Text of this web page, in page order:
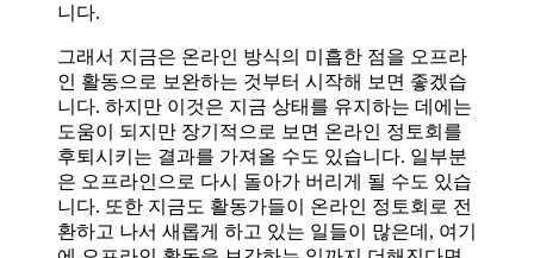
니다.
그래서 지금은 온라인 방식의 미흡한 점을 오프라
인 활동으로 보완하는 것부터 시작해 보면 좋겠습
니다. 하지만 이것은 지금 상태를 유지하는 데에는
도움이 되지만 장기적으로 보면 온라인 정토회를
후퇴시키는 결과를 가져올 수도 있습니다. 일부분
은 오프라인으로 다시 돌아가 버리게 될 수도 있습
니다. 또한 지금도 활동가들이 온라인 정토회로 전
환하고 나서 새롭게 하고 있는 일들이 많은데, 여기